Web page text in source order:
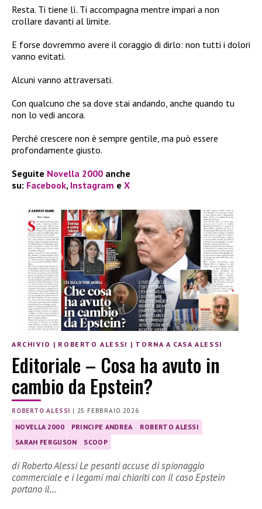
Resta. Ti tiene lì. Ti accompagna mentre impari a non
crollare davanti al limite.
E forse dovremmo avere il coraggio di dirlo: non tutti i dolori
vanno evitati.
Alcuni vanno attraversati.
Con qualcuno che sa dove stai andando, anche quando tu
non lo vedi ancora.
Perché crescere non è sempre gentile, ma può essere
profondamente giusto.
Seguite Novella 2000 anche
su: Facebook, Instagram e X
ARCHIVIO | ROBERTO ALESSI | TORNA A CASA ALESSI
Editoriale – Cosa ha avuto in
cambio da Epstein?
ROBERTO ALESSI | 25 FEBBRAIO 2026
NOVELLA 2000 PRINCIPE ANDREA
ROBERTO ALESSI
SARAH FERGUSON
SCOOP
di Roberto Alessi Le pesanti accuse di spionaggio
commerciale e i legami mai chiariti con il caso Epstein
portano il…